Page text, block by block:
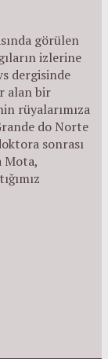
görülen
izlerine
dergisinde
alan bir
rüyalarımıza
do Norte
sonrası
Mota,